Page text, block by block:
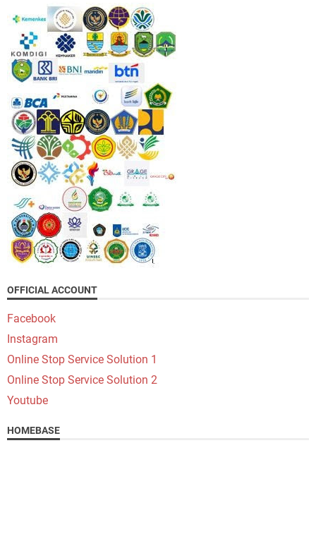
OFFICIAL ACCOUNT
Facebook
Instagram
Online Stop Service Solution 1
Online Stop Service Solution 2
Youtube
HOMEBASE